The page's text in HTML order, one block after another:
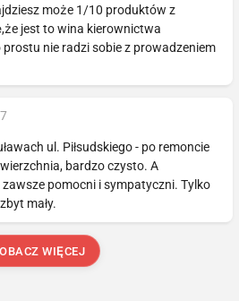
może 1/10 produktów z
jest to wina kierownictwa
prostu nie radzi sobie z prowadzeniem
ul. Piłsudskiego - po remoncie
bardzo czysto. A
pomocni i sympatyczni. Tylko
mały.
WIĘCEJ